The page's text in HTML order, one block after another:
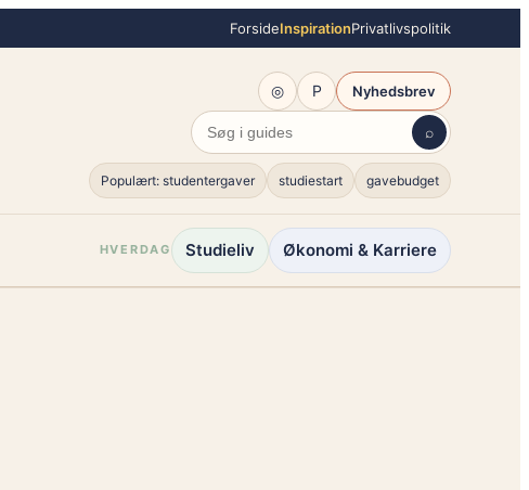
ForsideInspirationPrivatlivspolitik
◎ P Nyhedsbrev
⌕
Populært: studentergaver studiestart gavebudget
HVERDAG Studieliv Økonomi & Karriere